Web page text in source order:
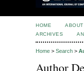
HOME ABOUT
ARCHIVES
Home > Search >
Author